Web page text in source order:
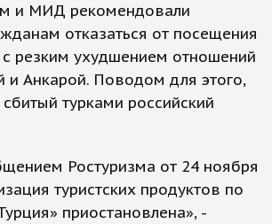
и МИД рекомендовали
отказаться от посещения
резким ухудшением отношений
Анкарой. Поводом для этого,
турками российский
Ростуризма от 24 ноября
туристских продуктов по
приостановлена», -